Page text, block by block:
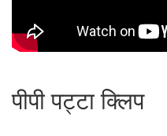
पीपी पट्टा क्लिप